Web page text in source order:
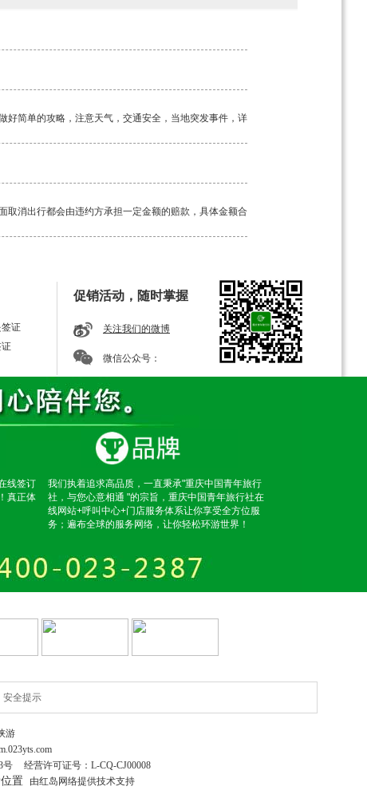
好简单的攻略，注意天气，交通安全，当地突发事件，详
消出行都会由违约方承担一定金额的赔款，具体金额合
证
促销活动，随时掌握
关注我们的微博
微信公众号：
线签订
真正体
我们执着追求高品质，一直秉承"重庆中国青年旅行
社，与您心意相通 "的宗旨，重庆中国青年旅行社在
线网站+呼叫中心+门店服务体系让你享受全方位服
务；遍布全球的服务网络，让你轻松环游世界！
安全提示
游
号 经营许可证号： L-CQ-CJ00008
置 由红岛网络提供技术支持